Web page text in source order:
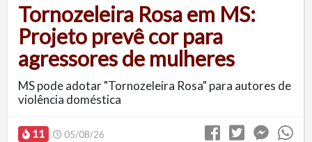
Tornozeleira Rosa em MS:
Projeto prevê cor para
agressores de mulheres
MS pode adotar "Tornozeleira Rosa" para autores de
violência doméstica
11 05/08/26